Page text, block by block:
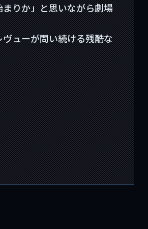
りか」と思いながら劇場
ューが問い続ける残酷な